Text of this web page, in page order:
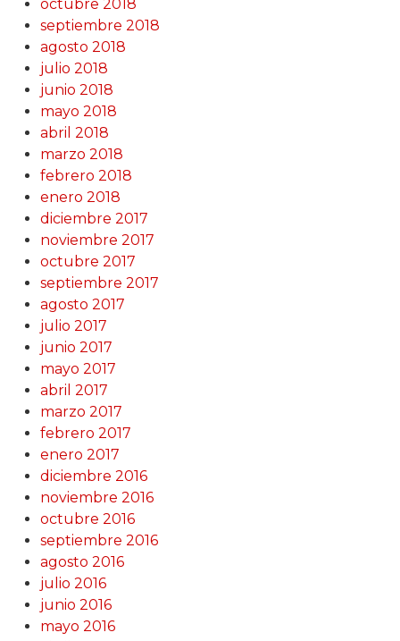
octubre 2018
septiembre 2018
agosto 2018
julio 2018
junio 2018
mayo 2018
abril 2018
marzo 2018
febrero 2018
enero 2018
diciembre 2017
noviembre 2017
octubre 2017
septiembre 2017
agosto 2017
julio 2017
junio 2017
mayo 2017
abril 2017
marzo 2017
febrero 2017
enero 2017
diciembre 2016
noviembre 2016
octubre 2016
septiembre 2016
agosto 2016
julio 2016
junio 2016
mayo 2016